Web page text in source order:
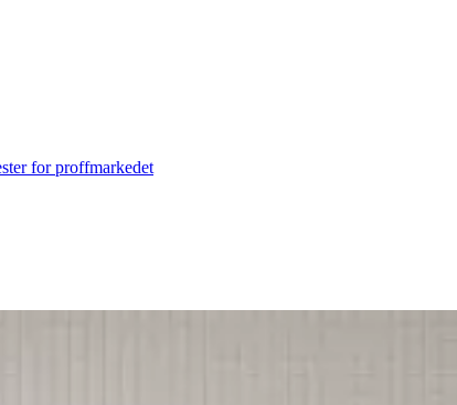
for proffmarkedet